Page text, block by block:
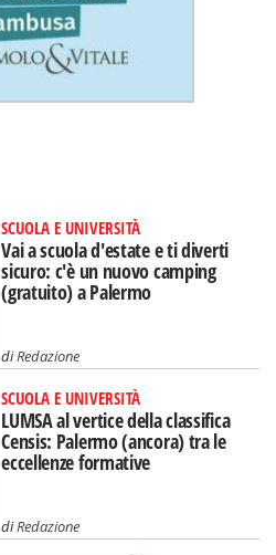
SCUOLA E UNIVERSITÀ
Vai a scuola d'estate e ti diverti
sicuro: c'è un nuovo camping
(gratuito) a Palermo
diRedazione
SCUOLA E UNIVERSITÀ
LUMSA al vertice della classifica
Censis: Palermo (ancora) tra le
eccellenze formative
diRedazione